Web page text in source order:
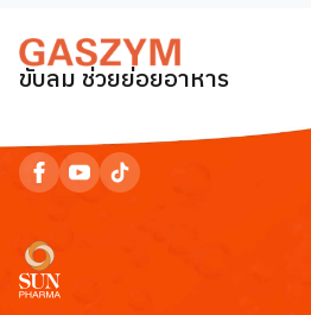
ขับลม ช่วยย่อยอาหาร